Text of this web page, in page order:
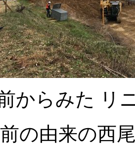
からみた リ
の由来の西